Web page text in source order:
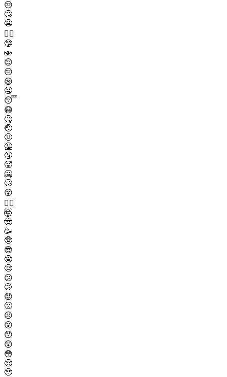
😒
🙄
😬
😮‍💨
🤥
🫨
😌
😔
😪
🤤
😴
😷
🤒
🤕
🤢
🤮
🤧
🥵
🥶
🥴
😵
😵‍💫
🤯
🤠
🥳
🥸
😎
🤓
🧐
😕
🫤
😟
🙁
☹️
😮
😯
😲
😳
🥺
🥹